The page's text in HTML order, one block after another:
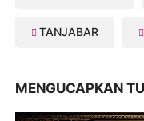
TANJABAR
MENGUCAPKAN